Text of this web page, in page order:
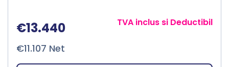
€13.440
€11.107 Net
TVA inclus si Deductibil